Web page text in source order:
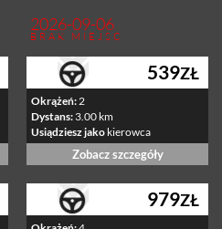
2026-09-06
BRAK MIEJSC
539ZŁ
Okrążeń: 2
Dystans: 3.00 km
Usiądziesz jako kierowca
Zobacz szczegóły
979ZŁ